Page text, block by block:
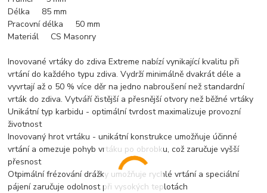
Délka 85 mm
Pracovní délka 50 mm
Materiál CS Masonry
Inovované vrtáky do zdiva Extreme nabízí vynikající kvalitu při
vrtání do každého typu zdiva. Vydrží minimálně dvakrát déle a
vyvrtají až o 50 % více děr na jedno nabroušení než standardní
vrták do zdiva. Vytváří čistější a přesnější otvory než běžné vrtáky
Unikátní typ karbidu - optimální tvrdost maximalizuje provozní
životnost
Inovovaný hrot vrtáku - unikátní konstrukce umožňuje účinné
vrtání a omezuje pohyb vrtáku po obrobku, což zaručuje vyšší
přesnost
Otpimální frézování drážky umožňuje rychlé vrtání a speciální
pájení zaručuje odolnost při vysokých teplotách